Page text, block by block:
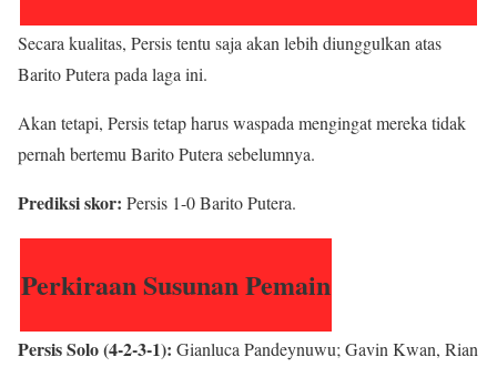
Secara kualitas, Persis tentu saja akan lebih diunggulkan atas
Barito Putera pada laga ini.
Akan tetapi, Persis tetap harus waspada mengingat mereka tidak
pernah bertemu Barito Putera sebelumnya.
Prediksi skor: Persis 1-0 Barito Putera.
Perkiraan Susunan Pemain
Persis Solo (4-2-3-1): Gianluca Pandeynuwu; Gavin Kwan, Rian